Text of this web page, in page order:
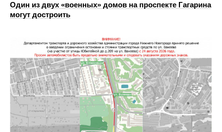
Один из двух «военных» домов на проспекте Гагарина
могут достроить